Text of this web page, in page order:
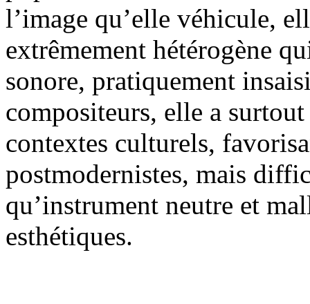
l’image qu’elle véhicule,
extrêmement hétérogène
sonore, pratiquement
compositeurs, elle a
contextes culturels,
postmodernistes, mais
qu’instrument neutre et
esthétiques.